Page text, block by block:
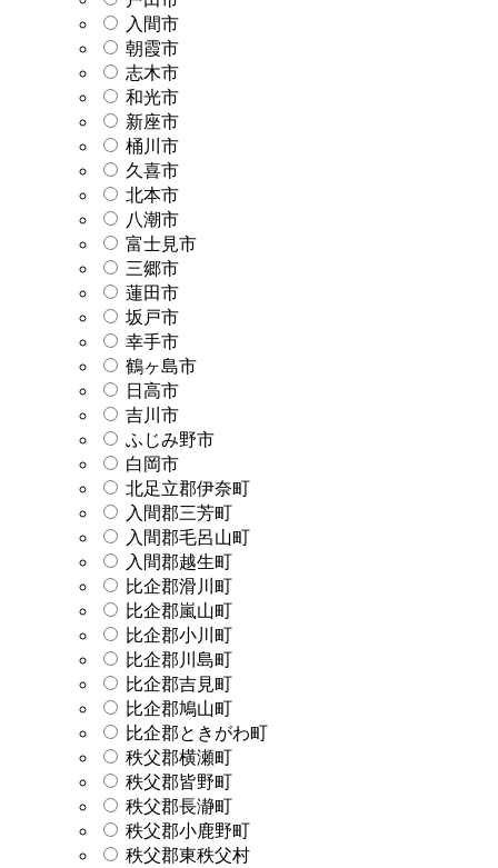
入間市
朝霞市
志木市
和光市
新座市
桶川市
久喜市
北本市
八潮市
富士見市
三郷市
蓮田市
坂戸市
幸手市
鶴ヶ島市
日高市
吉川市
ふじみ野市
白岡市
北足立郡伊奈町
入間郡三芳町
入間郡毛呂山町
入間郡越生町
比企郡滑川町
比企郡嵐山町
比企郡小川町
比企郡川島町
比企郡吉見町
比企郡鳩山町
比企郡ときがわ町
秩父郡横瀬町
秩父郡皆野町
秩父郡長瀞町
秩父郡小鹿野町
秩父郡東秩父村